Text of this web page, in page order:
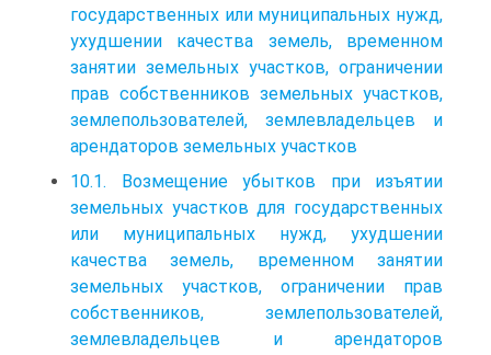
государственных или муниципальных нужд,
ухудшении качества земель, временном
занятии земельных участков, ограничении
прав собственников земельных участков,
землепользователей, землевладельцев и
арендаторов земельных участков
10.1. Возмещение убытков при изъятии
земельных участков для государственных
или муниципальных нужд, ухудшении
качества земель, временном занятии
земельных участков, ограничении прав
собственников, землепользователей,
землевладельцев и арендаторов